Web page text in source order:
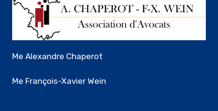
Me Alexandre Chaperot
Me François-Xavier Wein